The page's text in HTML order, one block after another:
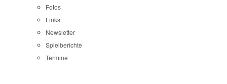
Fotos
Links
Newsletter
Spielberichte
Termine